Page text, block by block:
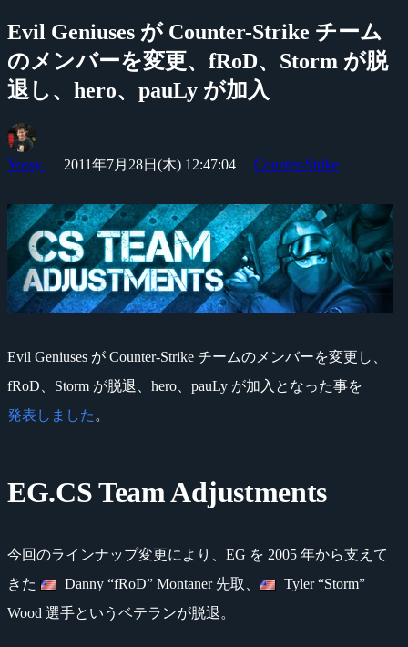
Evil Geniuses が Counter-Strike チーム
のメンバーを変更、fRoD、Storm が脱
退し、hero、pauLy が加入
Yossy 2011年7月28日(木) 12:47:04 Counter-Strike
Evil Geniuses が Counter-Strike チームのメンバーを変更し、
fRoD、Storm が脱退、hero、pauLy が加入となった事を
発表しました 。
EG.CS Team Adjustments
今回のラインナップ変更により、EG を 2005 年から支えて
きた
Danny “fRoD” Montaner 先取、
Tyler “Storm”
Wood 選手というベテランが脱退。